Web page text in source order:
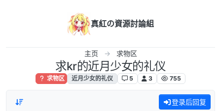
真紅の資源討論組
主页 求物区
求kr的近月少女的礼仪
求物区 近月少女的礼仪 5 3 755
登录后回复